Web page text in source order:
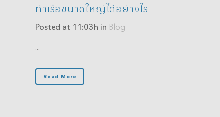
ท่าเรือขนาดใหญ่ได้อย่างไร
Posted at 11:03h in Blog
...
Read More